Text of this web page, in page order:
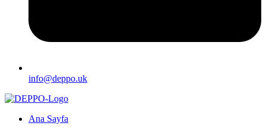
info@deppo.uk
Ana Sayfa